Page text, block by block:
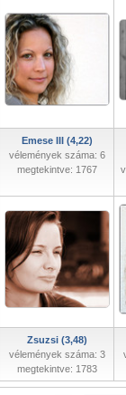
Emese III (4,22)
vélemények száma: 6
megtekintve: 1767
Zsuzsi (3,48)
vélemények száma: 3
megtekintve: 1783